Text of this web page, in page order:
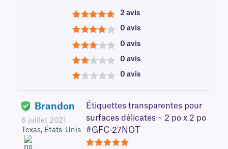
5
2 avis
4
0 avis
3
0 avis
2
0 avis
0 avis
Brandon
6 juillet 2021
Texas, États-Unis
Étiquettes transparentes pour
surfaces délicates – 2 po x 2 po
#GFC-27NOT